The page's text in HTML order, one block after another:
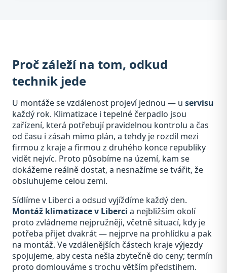
Proč záleží na tom, odkud
technik jede
U montáže se vzdálenost projeví jednou — u servisu
každý rok. Klimatizace i tepelné čerpadlo jsou
zařízení, která potřebují pravidelnou kontrolu a čas
od času i zásah mimo plán, a tehdy je rozdíl mezi
firmou z kraje a firmou z druhého konce republiky
vidět nejvíc. Proto působíme na území, kam se
dokážeme reálně dostat, a nesnažíme se tvářit, že
obsluhujeme celou zemi.
Sídlíme v Liberci a odsud vyjíždíme každý den.
Montáž klimatizace v Liberci a nejbližším okolí
proto zvládneme nejpružněji, včetně situací, kdy je
potřeba přijet dvakrát — nejprve na prohlídku a pak
na montáž. Ve vzdálenějších částech kraje výjezdy
spojujeme, aby cesta nešla zbytečně do ceny; termín
proto domlouváme s trochu větším předstihem.